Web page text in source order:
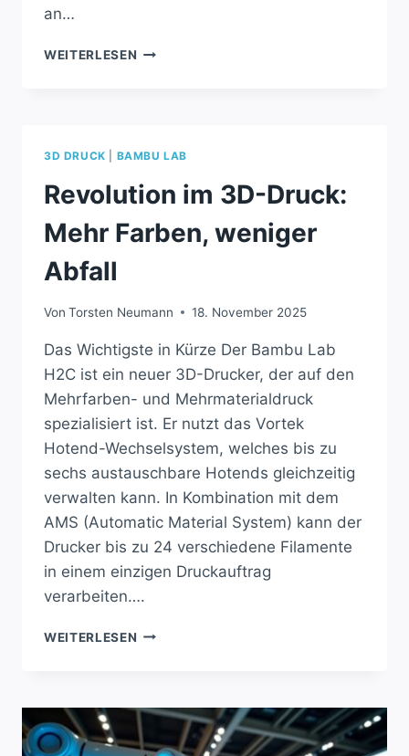
an…
WEITERLESEN REVOLUTION
BALD
3D DRUCK BAMBU LAB
Revolution im 3D-Druck:
Mehr Farben, weniger
Abfall
Von Torsten Neumann 18. November 2025
Das Wichtigste in Kürze Der Bambu Lab
H2C ist ein neuer 3D-Drucker, der auf den
Mehrfarben- und Mehrmaterialdruck
spezialisiert ist. Er nutzt das Vortek
Hotend-Wechselsystem, welches bis zu
sechs austauschbare Hotends gleichzeitig
verwalten kann. In Kombination mit dem
AMS (Automatic Material System) kann der
Drucker bis zu 24 verschiedene Filamente
in einem einzigen Druckauftrag
verarbeiten….
WEITERLESEN REVOLUTION
MEHR
FARBEN,
WENIGER